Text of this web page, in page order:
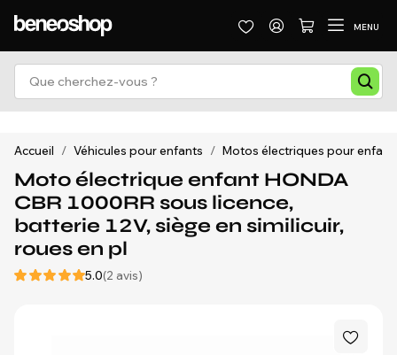
MENU
Accueil / Véhicules pour enfants / Motos électriques pour
Moto électrique enfant HONDA
CBR 1000RR sous licence,
batterie 12V, siège en similicuir,
roues en pl
5.0(2 avis)